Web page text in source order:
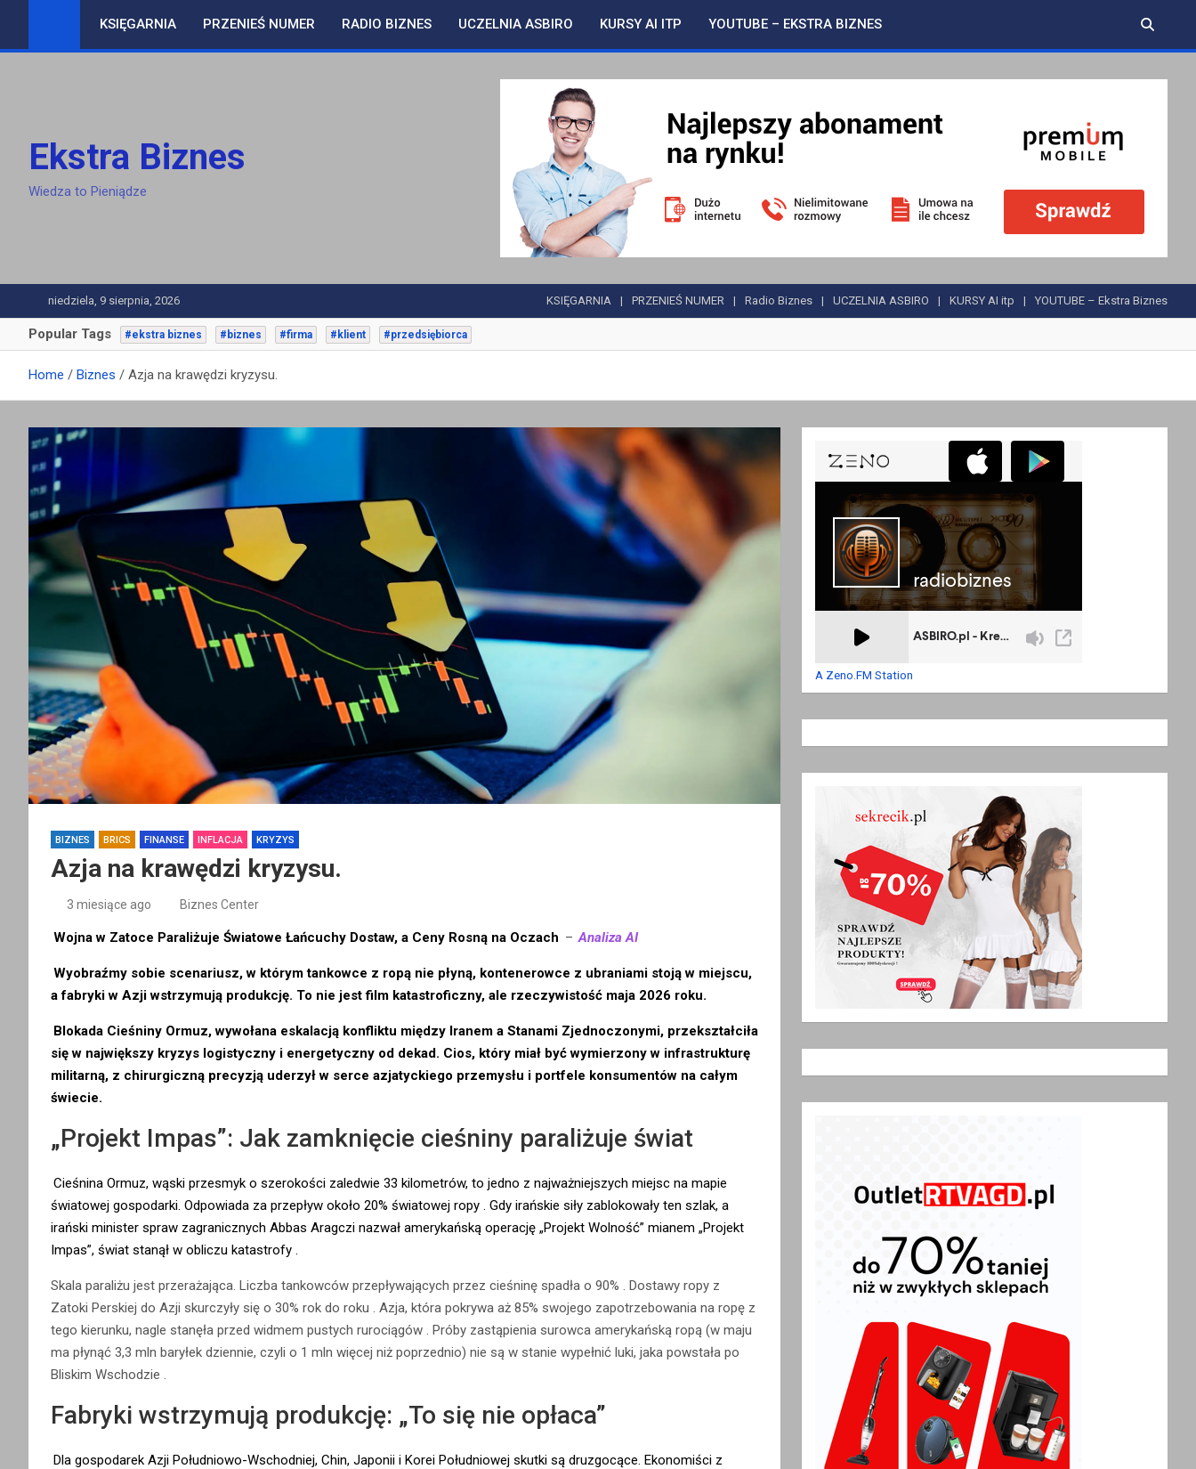
content
KSIĘGARNIA PRZENIEŚ NUMER RADIO BIZNES UCZELNIA ASBIRO KURSY AI ITP YOUTUBE – EKSTRA BIZNES
Ekstra Biznes
Wiedza to Pieniądze
niedziela, 9 sierpnia, 2026 KSIĘGARNIA PRZENIEŚ NUMER Radio Biznes UCZELNIA ASBIRO KURSY AI itp YOUTUBE – Ekstra Biznes
Popular Tags #ekstra biznes #biznes #firma #klient #przedsiębiorca
Home Biznes Azja na krawędzi kryzysu.
BIZNES BRICS FINANSE INFLACJA KRYZYS
Azja na krawędzi kryzysu.
3 miesiące ago Biznes Center
Wojna w Zatoce Paraliżuje Światowe Łańcuchy Dostaw, a Ceny Rosną na Oczach – Analiza AI
Wyobraźmy sobie scenariusz, w którym tankowce z ropą nie płyną, kontenerowce z ubraniami stoją w miejscu,
a fabryki w Azji wstrzymują produkcję. To nie jest film katastroficzny, ale rzeczywistość maja 2026 roku.
Blokada Cieśniny Ormuz, wywołana eskalacją konfliktu między Iranem a Stanami Zjednoczonymi, przekształciła
się w największy kryzys logistyczny i energetyczny od dekad. Cios, który miał być wymierzony w infrastrukturę
militarną, z chirurgiczną precyzją uderzył w serce azjatyckiego przemysłu i portfele konsumentów na całym
świecie.
„Projekt Impas”: Jak zamknięcie cieśniny paraliżuje świat
Cieśnina Ormuz, wąski przesmyk o szerokości zaledwie 33 kilometrów, to jedno z najważniejszych miejsc na mapie
światowej gospodarki. Odpowiada za przepływ około 20% światowej ropy . Gdy irańskie siły zablokowały ten szlak, a
irański minister spraw zagranicznych Abbas Aragczi nazwał amerykańską operację „Projekt Wolność” mianem „Projekt
Impas”, świat stanął w obliczu katastrofy .
Skala paraliżu jest przerażająca. Liczba tankowców przepływających przez cieśninę spadła o 90% . Dostawy ropy z
Zatoki Perskiej do Azji skurczyły się o 30% rok do roku . Azja, która pokrywa aż 85% swojego zapotrzebowania na ropę z
tego kierunku, nagle stanęła przed widmem pustych rurociągów . Próby zastąpienia surowca amerykańską ropą (w maju
ma płynąć 3,3 mln baryłek dziennie, czyli o 1 mln więcej niż poprzednio) nie są w stanie wypełnić luki, jaka powstała po
Bliskim Wschodzie .
Fabryki wstrzymują produkcję: „To się nie opłaca”
Dla gospodarek Azji Południowo-Wschodniej, Chin, Japonii i Korei Południowej skutki są druzgocące. Ekonomiści z
A Zeno.FM Station